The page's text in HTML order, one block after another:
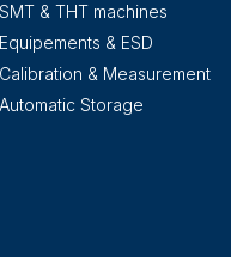
SMT & THT machines
Equipements & ESD
Calibration & Measurement
Automatic Storage